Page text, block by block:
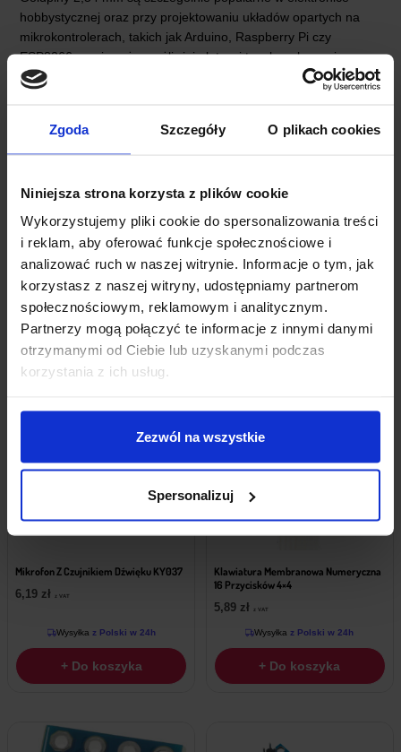
Zgoda Szczegóły O plikach cookies
Niniejsza strona korzysta z plików cookie
Wykorzystujemy pliki cookie do spersonalizowania treści
i reklam, aby oferować funkcje społecznościowe i
analizować ruch w naszej witrynie. Informacje o tym, jak
korzystasz z naszej witryny, udostępniamy partnerom
społecznościowym, reklamowym i analitycznym.
Partnerzy mogą połączyć te informacje z innymi danymi
otrzymanymi od Ciebie lub uzyskanymi podczas
korzystania z ich usług.
Zezwól na wszystkie
Spersonalizuj
hobbystycznej oraz przy projektowaniu układów opartych na
mikrokontrolerach, takich jak Arduino, Raspberry Pi czy
ESP8266, ponieważ umożliwiają łatwe i trwałe połączenie
różnych modułów, czujników oraz przewodów.
OPINIE
INNI KUPILI RÓWNIEŻ
Mikrofon Z Czujnikiem Dźwięku KY037
6,19 zł z VAT
Wysyłka z Polski w 24h
+ Do koszyka
Klawiatura Membranowa Numeryczna
16 Przycisków 4×4
5,89 zł z VAT
Wysyłka z Polski w 24h
+ Do koszyka